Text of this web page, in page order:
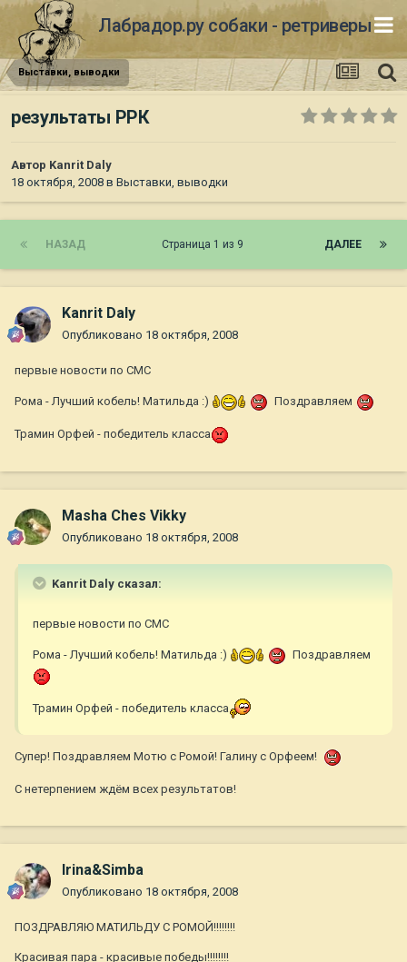
Лабрадор.ру собаки - ретриверы
Выставки, выводки
результаты РРК
Автор Kanrit Daly
18 октября, 2008 в Выставки, выводки
НАЗАД ДАЛЕЕ
Страница 1 из 9
Kanrit Daly
Опубликовано 18 октября, 2008
первые новости по СМС
Рома - Лучший кобель! Матильда :) Поздравляем
Трамин Орфей - победитель класса
Masha Ches Vikky
Опубликовано 18 октября, 2008
Kanrit Daly сказал:
первые новости по СМС
Рома - Лучший кобель! Матильда :) Поздравляем
Трамин Орфей - победитель класса
Супер! Поздравляем Мотю с Ромой! Галину с Орфеем!
С нетерпением ждём всех результатов!
Irina&Simba
Опубликовано 18 октября, 2008
ПОЗДРАВЛЯЮ МАТИЛЬДУ С РОМОЙ!!!!!!!!
Красивая пара - красивые победы!!!!!!!!